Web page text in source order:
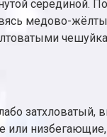
медово-
или